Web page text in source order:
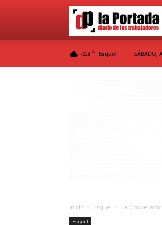
-2.5 C Esquel SÁBADO,
Inicio Esquel La
Esquel